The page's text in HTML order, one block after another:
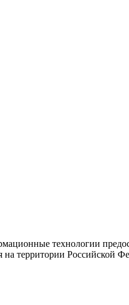
технологии
на территории Российской